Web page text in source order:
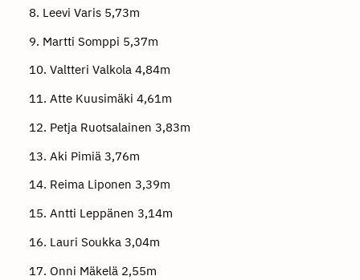
8. Leevi Varis 5,73m
9. Martti Somppi 5,37m
10. Valtteri Valkola 4,84m
11. Atte Kuusimäki 4,61m
12. Petja Ruotsalainen 3,83m
13. Aki Pimiä 3,76m
14. Reima Liponen 3,39m
15. Antti Leppänen 3,14m
16. Lauri Soukka 3,04m
17. Onni Mäkelä 2,55m